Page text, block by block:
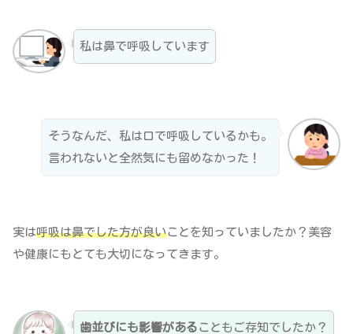
私は鼻で呼吸しています
そうなんだ、私は口で呼吸しているかも。
言われないと全然気にも留めなかった！
実は呼吸は鼻でした方が良いことを知っていましたか？美容
や健康にもとても大切になってきます。
歯並びにも影響がある こともご存知でしたか？